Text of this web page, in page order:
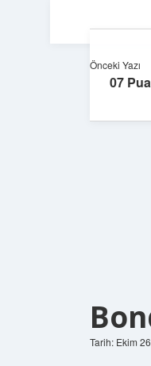
Tarih: Ekim
Önceki Yazı
07